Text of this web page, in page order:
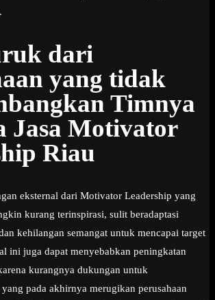
dari
yang tidak
Timnya
Jasa Motivator
Riau
eksternal dari Motivator Leadership yang
kurang terinspirasi, sulit beradaptasi
kehilangan semangat untuk mencapai target
ini juga dapat menyebabkan peningkatan
kurangnya dukungan untuk
pada akhirnya merugikan perusahaan